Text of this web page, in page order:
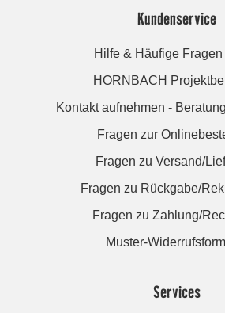
Kundenservice
Hilfe & Häufige Fragen
HORNBACH
Kontakt aufnehmen -
Fragen zur
Fragen zu Versand/
Fragen zu Rückgabe/
Fragen zu Zahlung/
Muster-
Services